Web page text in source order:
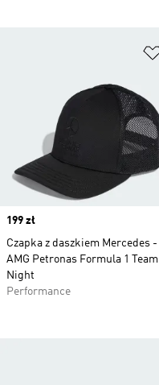
Price
199 zł
Czapka z daszkiem Mercedes -
AMG Petronas Formula 1 Team
Night
Performance